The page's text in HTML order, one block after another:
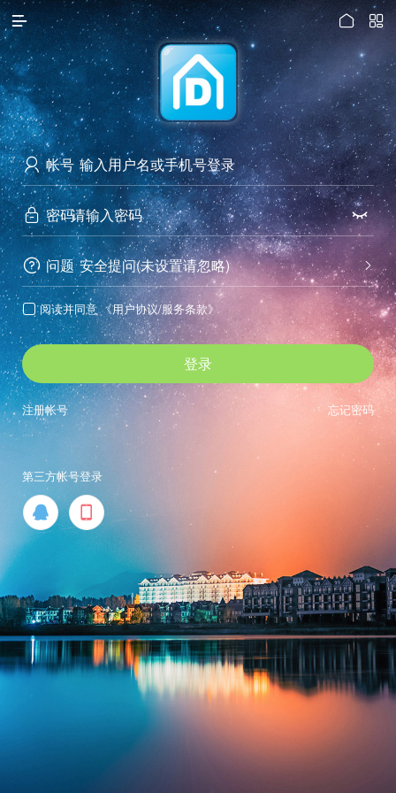

访问电脑版
 

 帐号
 密码 
 问题 
安全提问(未设置请忽略)
 阅读并同意 《用户协议/服务条款》
登录
忘记密码
注册帐号
第三方帐号登录
 